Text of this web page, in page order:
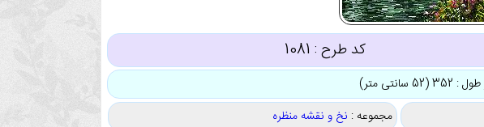
کد طرح : 1081
متر)
مجموعه : نخ و نقشه منظره